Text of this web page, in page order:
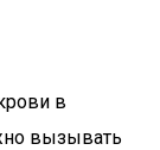
в
вызывать